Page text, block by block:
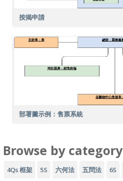
按揭申請
部署圖示例：售票系統
Browse by category
4Qs 框架 5S 六何法 五問法 6S